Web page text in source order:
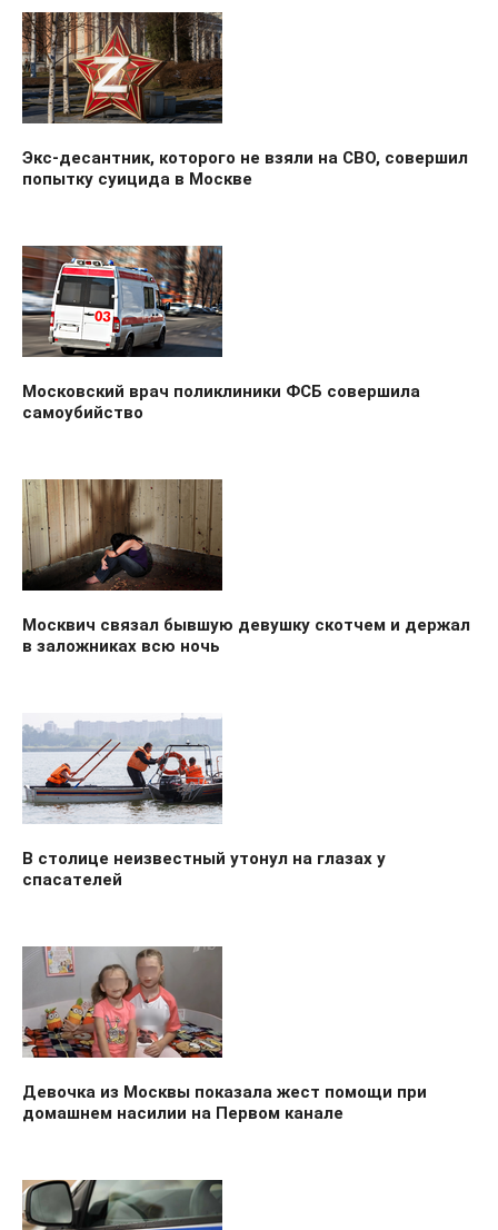
Экс-десантник, которого не взяли на СВО, совершил
попытку суицида в Москве
Московский врач поликлиники ФСБ совершила
самоубийство
Москвич связал бывшую девушку скотчем и держал
в заложниках всю ночь
В столице неизвестный утонул на глазах у
спасателей
Девочка из Москвы показала жест помощи при
домашнем насилии на Первом канале